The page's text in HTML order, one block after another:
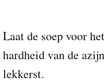
Laat de soep voor
hardheid van de
lekkerst.